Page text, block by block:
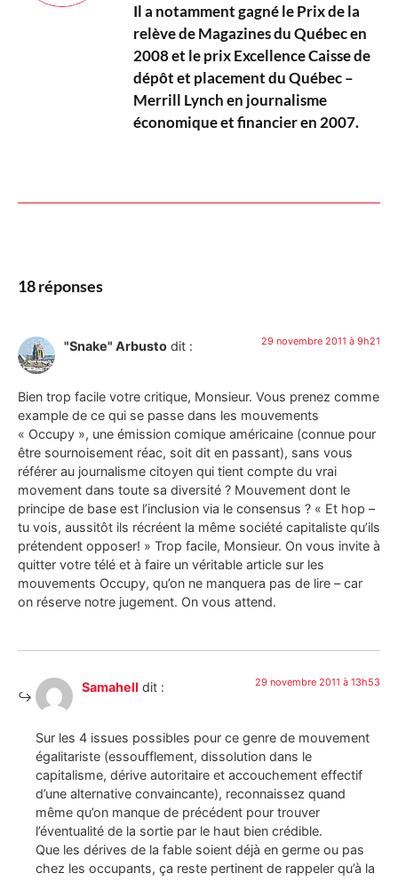
Il a notamment gagné le Prix de la
relève de Magazines du Québec en
2008 et le prix Excellence Caisse de
dépôt et placement du Québec –
Merrill Lynch en journalisme
économique et financier en 2007.
18 réponses
"Snake" Arbusto dit : 29 novembre 2011 à 9h21
Bien trop facile votre critique, Monsieur. Vous prenez comme
example de ce qui se passe dans les mouvements
« Occupy », une émission comique américaine (connue pour
être sournoisement réac, soit dit en passant), sans vous
référer au journalisme citoyen qui tient compte du vrai
movement dans toute sa diversité ? Mouvement dont le
principe de base est l’inclusion via le consensus ? « Et hop –
tu vois, aussitôt ils récréent la même société capitaliste qu’ils
prétendent opposer! » Trop facile, Monsieur. On vous invite à
quitter votre télé et à faire un véritable article sur les
mouvements Occupy, qu’on ne manquera pas de lire – car
on réserve notre jugement. On vous attend.
Samahell dit : 29 novembre 2011 à 13h53
Sur les 4 issues possibles pour ce genre de mouvement
égalitariste (essoufflement, dissolution dans le
capitalisme, dérive autoritaire et accouchement effectif
d’une alternative convaincante), reconnaissez quand
même qu’on manque de précédent pour trouver
l’éventualité de la sortie par le haut bien crédible.
Que les dérives de la fable soient déjà en germe ou pas
chez les occupants, ça reste pertinent de rappeler qu’à la